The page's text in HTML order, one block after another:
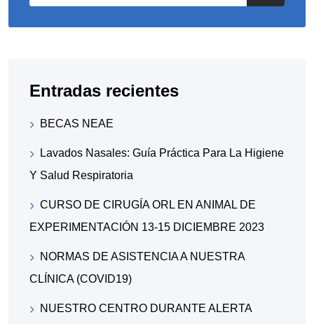
Entradas recientes
BECAS NEAE
Lavados Nasales: Guía Práctica Para La Higiene
Y Salud Respiratoria
CURSO DE CIRUGÍA ORL EN ANIMAL DE
EXPERIMENTACIÓN 13-15 DICIEMBRE 2023
NORMAS DE ASISTENCIA A NUESTRA
CLÍNICA (COVID19)
NUESTRO CENTRO DURANTE ALERTA